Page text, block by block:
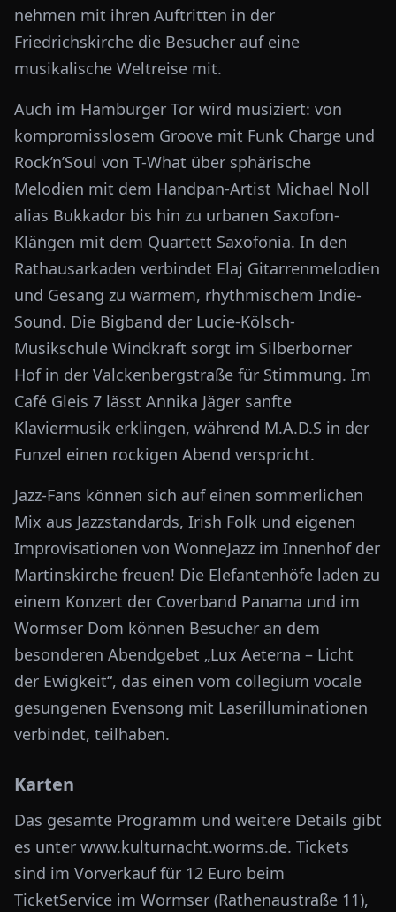
nehmen mit ihren Auftritten in der
Friedrichskirche die Besucher auf eine
musikalische Weltreise mit.
Auch im Hamburger Tor wird musiziert: von
kompromisslosem Groove mit Funk Charge und
Rock’n’Soul von T-What über sphärische
Melodien mit dem Handpan-Artist Michael Noll
alias Bukkador bis hin zu urbanen Saxofon-
Klängen mit dem Quartett Saxofonia. In den
Rathausarkaden verbindet Elaj Gitarrenmelodien
und Gesang zu warmem, rhythmischem Indie-
Sound. Die Bigband der Lucie-Kölsch-
Musikschule Windkraft sorgt im Silberborner
Hof in der Valckenbergstraße für Stimmung. Im
Café Gleis 7 lässt Annika Jäger sanfte
Klaviermusik erklingen, während M.A.D.S in der
Funzel einen rockigen Abend verspricht.
Jazz-Fans können sich auf einen sommerlichen
Mix aus Jazzstandards, Irish Folk und eigenen
Improvisationen von WonneJazz im Innenhof der
Martinskirche freuen! Die Elefantenhöfe laden zu
einem Konzert der Coverband Panama und im
Wormser Dom können Besucher an dem
besonderen Abendgebet „Lux Aeterna – Licht
der Ewigkeit“, das einen vom collegium vocale
gesungenen Evensong mit Laserilluminationen
verbindet, teilhaben.
Karten
Das gesamte Programm und weitere Details gibt
es unter www.kulturnacht.worms.de. Tickets
sind im Vorverkauf für 12 Euro beim
TicketService im Wormser (Rathenaustraße 11),